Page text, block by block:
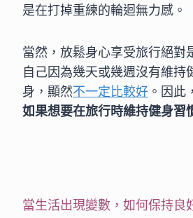
是在打掉重練的輪迴無力感。
當然，放鬆身心享受旅行絕對
自己因為幾天或幾週沒有維持
身，顯然不一定比較好 。因此
如果想要在旅行時維持健身習
當生活出現變數，如何保持良